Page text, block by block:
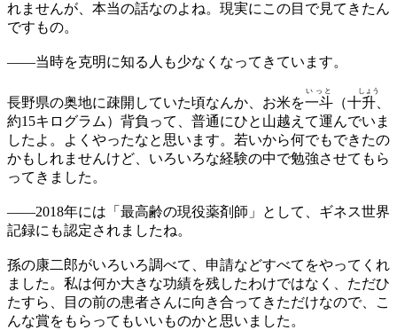
れませんが、本当の話なのよね。現実にこの目で見てきたん
ですもの。
——当時を克明に知る人も少なくなってきています。
長野県の奥地に疎開していた頃なんか、お米を一斗
いっと
（十升
しょう
約15キログラム）背負って、普通にひと山越えて運んでいま
したよ。よくやったなと思います。若いから何でもできたの
かもしれませんけど、いろいろな経験の中で勉強させてもら
ってきました。
——2018年には「最高齢の現役薬剤師」として、ギネス世界
記録にも認定されましたね。
孫の康二郎がいろいろ調べて、申請などすべてをやってくれ
ました。私は何か大きな功績を残したわけではなく、ただひ
たすら、目の前の患者さんに向き合ってきただけなので、こ
んな賞をもらってもいいものかと思いました。